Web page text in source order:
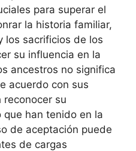
para superar el
la historia familiar,
los sacrificios de los
su influencia en la
ancestros no significa
acuerdo con sus
reconocer su
han tenido en la
de aceptación puede
de cargas